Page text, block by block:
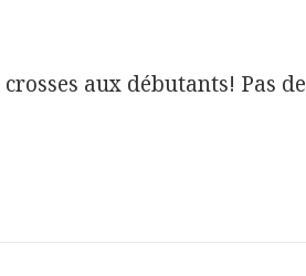
aux débutants! Pas de